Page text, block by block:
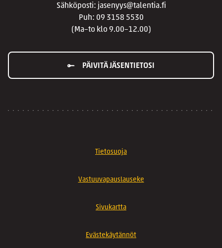
Sähköposti: jasenyys@talentia.fi
Puh: 09 3158 5530
(Ma–to klo 9.00–12.00)
PÄIVITÄ JÄSENTIETOSI
Tietosuoja
Vastuuvapauslauseke
Sivukartta
Evästekäytännöt